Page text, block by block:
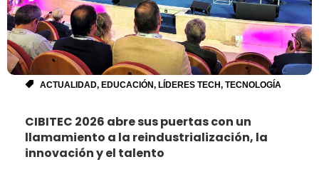
ACTUALIDAD, EDUCACIÓN, LÍDERES TECH, TECNOLOGÍA
CIBITEC 2026 abre sus puertas con un
llamamiento a la reindustrialización, la
innovación y el talento